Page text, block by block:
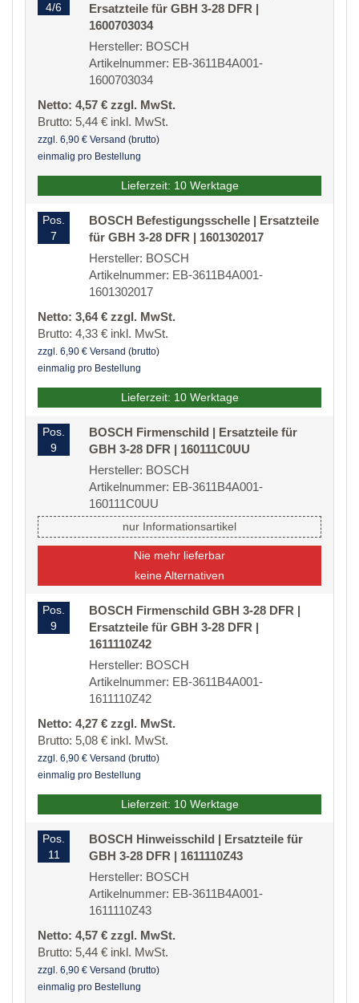
4/6
Ersatzteile für GBH 3-28 DFR |
1600703034
Hersteller: BOSCH
Artikelnummer: EB-3611B4A001-
1600703034
Netto: 4,57 € zzgl. MwSt.
Brutto: 5,44 € inkl. MwSt.
zzgl. 6,90 € Versand (brutto)
einmalig pro Bestellung
Lieferzeit: 10 Werktage
Pos.
7
BOSCH Befestigungsschelle | Ersatzteile
für GBH 3-28 DFR | 1601302017
Hersteller: BOSCH
Artikelnummer: EB-3611B4A001-
1601302017
Netto: 3,64 € zzgl. MwSt.
Brutto: 4,33 € inkl. MwSt.
zzgl. 6,90 € Versand (brutto)
einmalig pro Bestellung
Lieferzeit: 10 Werktage
Pos.
9
BOSCH Firmenschild | Ersatzteile für
GBH 3-28 DFR | 160111C0UU
Hersteller: BOSCH
Artikelnummer: EB-3611B4A001-
160111C0UU
nur Informationsartikel
Nie mehr lieferbar
keine Alternativen
Pos.
9
BOSCH Firmenschild GBH 3-28 DFR |
Ersatzteile für GBH 3-28 DFR |
1611110Z42
Hersteller: BOSCH
Artikelnummer: EB-3611B4A001-
1611110Z42
Netto: 4,27 € zzgl. MwSt.
Brutto: 5,08 € inkl. MwSt.
zzgl. 6,90 € Versand (brutto)
einmalig pro Bestellung
Lieferzeit: 10 Werktage
Pos.
11
BOSCH Hinweisschild | Ersatzteile für
GBH 3-28 DFR | 1611110Z43
Hersteller: BOSCH
Artikelnummer: EB-3611B4A001-
1611110Z43
Netto: 4,57 € zzgl. MwSt.
Brutto: 5,44 € inkl. MwSt.
zzgl. 6,90 € Versand (brutto)
einmalig pro Bestellung